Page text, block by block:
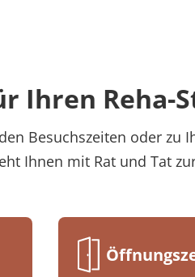
Ihren Reha-
Besuchszeiten oder zu
Ihnen mit Rat und Tat